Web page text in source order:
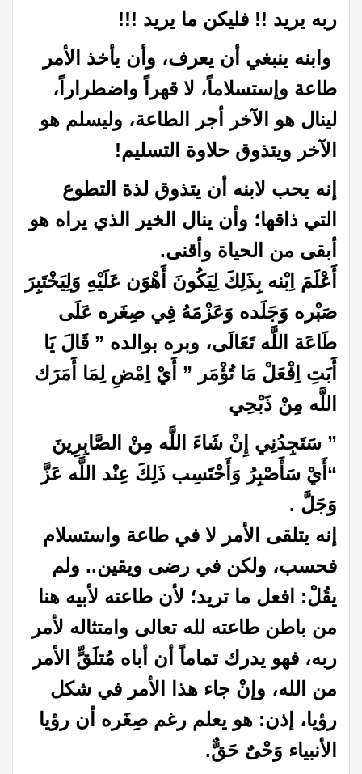
ربه يريد !! فليكن ما يريد !!!
وابنه ينبغي أن يعرف، وأن يأخذ الأمر
طاعة وإستسلاماً، لا قهراً واضطراراً،
لينال هو الآخر أجر الطاعة، وليسلم هو
الآخر ويتذوق حلاوة التسليم!
إنه يحب لابنه أن يتذوق لذة التطوع
التي ذاقها؛ وأن ينال الخير الذي يراه هو
أبقى من الحياة وأقنى.
أَعْلَمَ اِبْنه بِذَلِكَ لِيَكُونَ أَهْوَن عَلَيْهِ وَلِيَخْتَبِرَ
صَبْره وَجَلَده وَعَزْمَهُ فِي صِغَره عَلَى
طَاعَة اللَّه تَعَالَى، وبره بوالده ” قَالَ يَا
أَبَتِ اِفْعَلْ مَا تُؤْمَر ” أَيْ اِمْضِ لِمَا أَمَرَك
اللَّه مِنْ ذَبْحِي
” سَتَجِدُنِي إِنْ شَاءَ اللَّه مِنْ الصَّابِرِينَ
“أَيْ سَأَصْبِرُ وَأَحْتَسِب ذَلِكَ عِنْد اللَّه عَزَّ
وَجَلَّ .
إنه يتلقى الأمر لا في طاعة واستسلام
فحسب، ولكن في رضى ويقين.. ولم
يقُلْ: افعل ما تريد؛ لأن طاعته لأبيه هنا
من باطن طاعته لله تعالى وامتثاله لأمر
ربه، فهو يدرك تماماً أن أباه مُتلَقٍّ الأمر
من الله، وإنْ جاء هذا الأمر في شكل
رؤيا، إذن: هو يعلم رغم صِغَره أن رؤيا
الأنبياء وَحْىٌ حَقٌّ.